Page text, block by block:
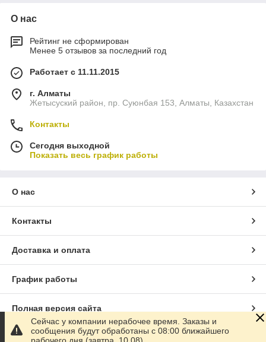
О нас
Рейтинг не сформирован
Менее 5 отзывов за последний год
Работает с 11.11.2015
г. Алматы
Жетысуский район, пр. Суюнбая 153, Алматы, Казахстан
Контакты
Сегодня выходной
Показать весь график работы
О нас
Контакты
Доставка и оплата
График работы
Полная версия сайта
Сайт создан на маркетплейсеSatu.kz
Сейчас у компании нерабочее время. Заказы и
сообщения будут обработаны с 08:00 ближайшего